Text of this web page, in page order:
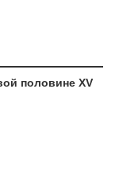
половине XV